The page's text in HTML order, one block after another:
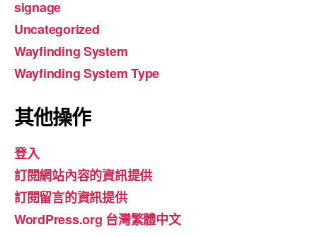
signage
Uncategorized
Wayfinding System
Wayfinding System Type
其他操作
登入
訂閱網站內容的資訊提供
訂閱留言的資訊提供
WordPress.org 台灣繁體中文